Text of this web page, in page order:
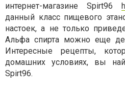
интернет-магазине Spirt96
данный класс пищевого
настоек, а не только
Альфа спирта можно еще
Интересные рецепты,
домашних условиях, вы
Spirt96.